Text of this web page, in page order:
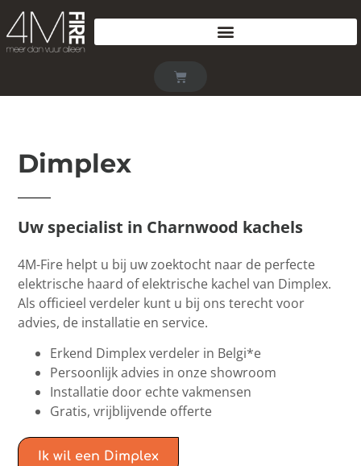
Dimplex
Uw specialist in Charnwood kachels
4M-Fire helpt u bij uw zoektocht naar de perfecte
elektrische haard of elektrische kachel van Dimplex.
Als officieel verdeler kunt u bij ons terecht voor
advies, de installatie en service.
Erkend Dimplex verdeler in Belgi*e
Persoonlijk advies in onze showroom
Installatie door echte vakmensen
Gratis, vrijblijvende offerte
Ik wil een Dimplex